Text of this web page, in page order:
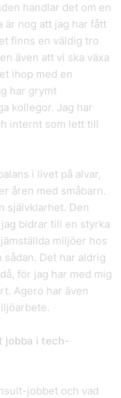
handlar det om en
är nog att jag har fått
finns en väldig tro
även att vi ska växa
ihop med en
har grymt
kollegor. Jag har
internt som lett till
i livet på alvar,
åren med småbarn.
självklarhet. Den
bidrar till en styrka
miljöer hos
sådan. Det har aldrig
för jag har med mig
Agero har även
jobba i tech-
jobbet och vad